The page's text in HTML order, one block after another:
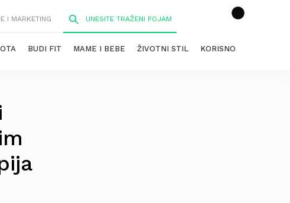
I MARKETING
BUDI FIT MAME I BEBE ŽIVOTNI STIL KORISNO